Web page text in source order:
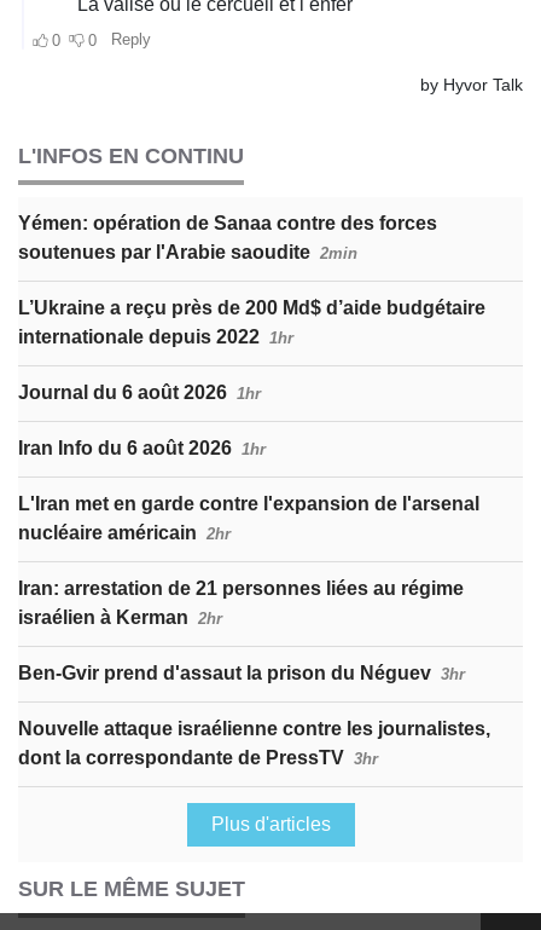
L'INFOS EN CONTINU
Yémen: opération de Sanaa contre des forces
soutenues par l'Arabie saoudite 2min
L’Ukraine a reçu près de 200 Md$ d’aide budgétaire
internationale depuis 2022 1hr
Journal du 6 août 2026 1hr
Iran Info du 6 août 2026 1hr
L'Iran met en garde contre l'expansion de l'arsenal
nucléaire américain 2hr
Iran: arrestation de 21 personnes liées au régime
israélien à Kerman 2hr
Ben-Gvir prend d'assaut la prison du Néguev 3hr
Nouvelle attaque israélienne contre les journalistes,
dont la correspondante de PressTV 3hr
Plus d'articles
SUR LE MÊME SUJET